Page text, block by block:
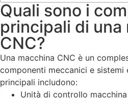
Quali sono i
principali di una
CNC?
Una macchina CNC è un
componenti meccanici e
principali includono:
Unità di controllo